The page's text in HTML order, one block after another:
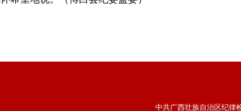
中共广西壮族自治区纪